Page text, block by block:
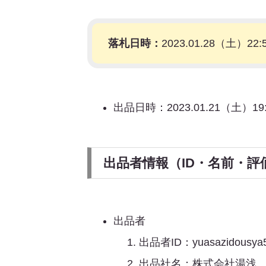
落札日時： 2023.01.28（土）
出品日時：2023.01.21（土）
出品者情報（ID・名前・評
出品者
出品者ID：
出品社名：株式会社湯浅